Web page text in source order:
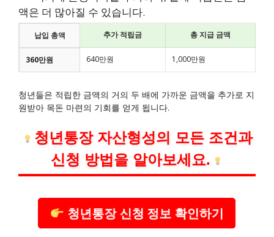
액은 더 많아질 수 있습니다.
납입 총액 추가 적립금 총 지급 금액
360만원 640만원 1,000만원
청년들은 적립한 금액의 거의 두 배에 가까운 금액을 추가로 지
원받아 목돈 마련의 기회를 얻게 됩니다.
청년통장 자산형성의 모든 조건과
신청 방법을 알아보세요.
청년통장 신청 정보 확인하기